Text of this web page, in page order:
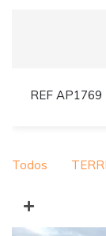
REF AP1769
Todos